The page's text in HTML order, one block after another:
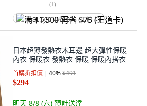
(1)
满 $1,500 再省 $75 (王道卡)
日本超薄發熱衣木耳邊 超大彈性保暖
內衣 保暖衣 發熱衣 保暖 保暖內搭衣
首購折扣價 40%$491
$294
明天 8/8 (六) 預計送達